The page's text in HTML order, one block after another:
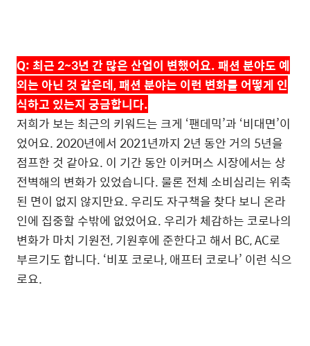
Q:최근2~3년 간 많은 산업이 변했어요.패션 분야도 예
외는 아닌 것 같은데,패션 분야는 이런 변화를 어떻게 인
식하고 있는지 궁금합니다.
저희가 보는 최근의 키워드는 크게 ‘팬데믹’과 ‘비대면’이
었어요. 2020년에서 2021년까지 2년 동안 거의 5년을
점프한 것 같아요. 이 기간 동안 이커머스 시장에서는 상
전벽해의 변화가 있었습니다.물론 전체 소비심리는 위축
된 면이 없지 않지만요. 우리도 자구책을 찾다 보니 온라
인에 집중할 수밖에 없었어요. 우리가 체감하는 코로나의
변화가 마치 기원전,기원후에 준한다고 해서 BC, AC로
부르기도 합니다. ‘비포 코로나,애프터 코로나’ 이런 식으
로요.